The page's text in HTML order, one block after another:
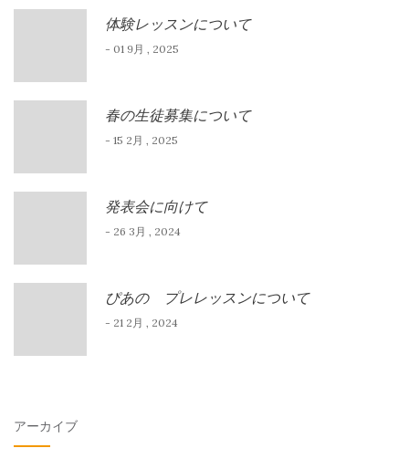
体験レッスンについて
- 01 9月 , 2025
春の生徒募集について
- 15 2月 , 2025
発表会に向けて
- 26 3月 , 2024
ぴあの プレレッスンについて
- 21 2月 , 2024
アーカイブ